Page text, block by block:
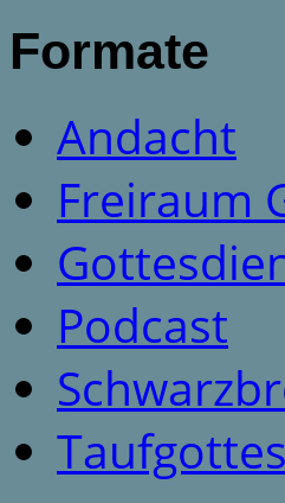
Formate
Andacht
Freiraum
Podcast